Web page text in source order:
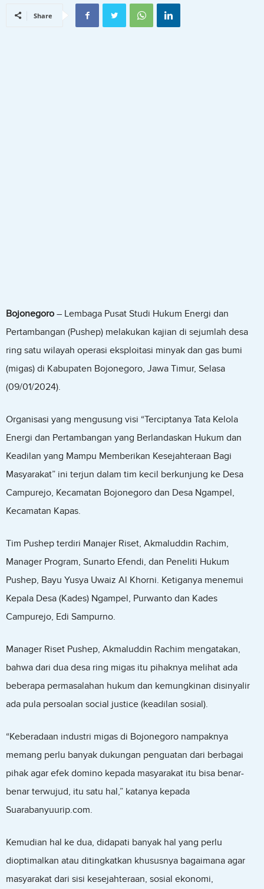
Share
Bojonegoro – Lembaga Pusat Studi Hukum Energi dan
Pertambangan (Pushep) melakukan kajian di sejumlah desa
ring satu wilayah operasi eksploitasi minyak dan gas bumi
(migas) di Kabupaten Bojonegoro, Jawa Timur, Selasa
(09/01/2024).
Organisasi yang mengusung visi “Terciptanya Tata Kelola
Energi dan Pertambangan yang Berlandaskan Hukum dan
Keadilan yang Mampu Memberikan Kesejahteraan Bagi
Masyarakat” ini terjun dalam tim kecil berkunjung ke Desa
Campurejo, Kecamatan Bojonegoro dan Desa Ngampel,
Kecamatan Kapas.
Tim Pushep terdiri Manajer Riset, Akmaluddin Rachim,
Manager Program, Sunarto Efendi, dan Peneliti Hukum
Pushep, Bayu Yusya Uwaiz Al Khorni. Ketiganya menemui
Kepala Desa (Kades) Ngampel, Purwanto dan Kades
Campurejo, Edi Sampurno.
Manager Riset Pushep, Akmaluddin Rachim mengatakan,
bahwa dari dua desa ring migas itu pihaknya melihat ada
beberapa permasalahan hukum dan kemungkinan disinyalir
ada pula persoalan social justice (keadilan sosial).
“Keberadaan industri migas di Bojonegoro nampaknya
memang perlu banyak dukungan penguatan dari berbagai
pihak agar efek domino kepada masyarakat itu bisa benar-
benar terwujud, itu satu hal,” katanya kepada
Suarabanyuurip.com.
Kemudian hal ke dua, didapati banyak hal yang perlu
dioptimalkan atau ditingkatkan khususnya bagaimana agar
masyarakat dari sisi kesejahteraan, sosial ekonomi,